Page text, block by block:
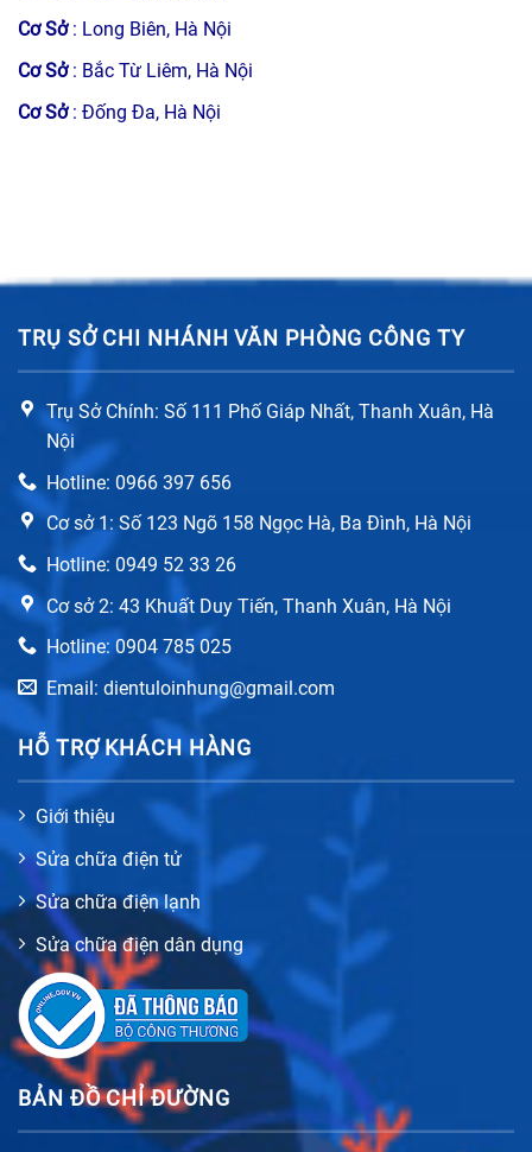
Cơ Sở : Long Biên, Hà Nội
Cơ Sở : Bắc Từ Liêm, Hà Nội
Cơ Sở : Đống Đa, Hà Nội
TRỤ SỞ CHI NHÁNH VĂN PHÒNG CÔNG TY
Trụ Sở Chính: Số 111 Phố Giáp Nhất, Thanh Xuân, Hà
Nội
Hotline: 0966 397 656
Cơ sở 1: Số 123 Ngõ 158 Ngọc Hà, Ba Đình, Hà Nội
Hotline: 0949 52 33 26
Cơ sở 2: 43 Khuất Duy Tiến, Thanh Xuân, Hà Nội
Hotline: 0904 785 025
Email: dientuloinhung@gmail.com
HỖ TRỢ KHÁCH HÀNG
Giới thiệu
Sửa chữa điện tử
Sửa chữa điện lạnh
Sửa chữa điện dân dụng
BẢN ĐỒ CHỈ ĐƯỜNG